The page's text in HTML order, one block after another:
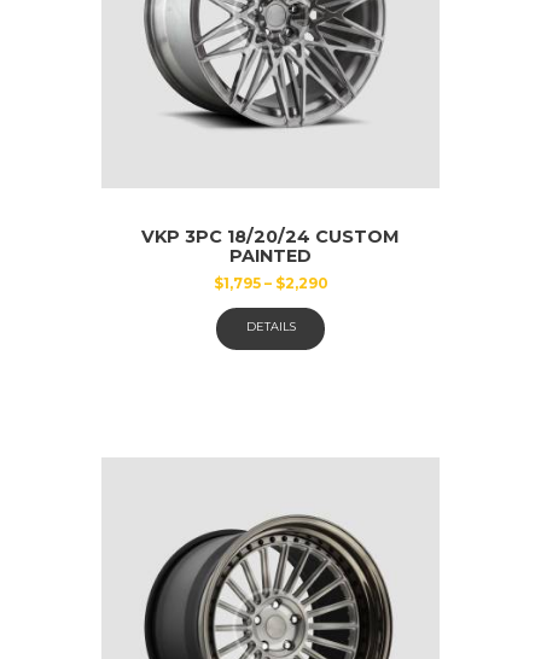
VKP 3PC 18/20/24 CUSTOM
PAINTED
$1,795– $2,290
DETAILS
Dieses
Produkt
der
Produktseite
gewählt
werden